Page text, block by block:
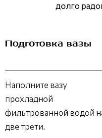
долго
Подготовка вазы
Наполните вазу
прохладной
фильтрованной водой
две трети.